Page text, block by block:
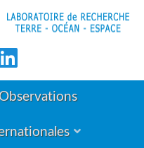
Observations